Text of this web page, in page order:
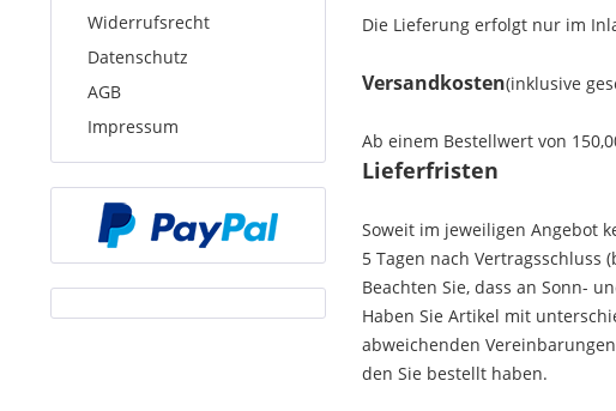
Widerrufsrecht
Datenschutz
AGB
Impressum
Die Lieferung erfolgt nur im
Versandkosten(inklusive
Ab einem Bestellwert von
Lieferfristen
Soweit im jeweiligen Angebot
5 Tagen nach Vertragsschluss
Beachten Sie, dass an Sonn-
Haben Sie Artikel mit
abweichenden
den Sie bestellt haben.